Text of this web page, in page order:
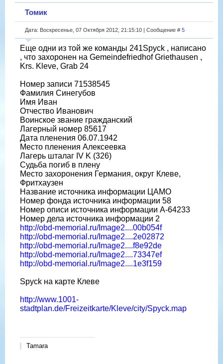
Томик
Дата: Воскресенье, 07 Октября 2012, 21:15:10 | Сообщение # 5
Еще одни из той же команды 241Spyck , написано
, что захоронен на Gemeindefriedhof Griethausen ,
Krs. Kleve, Grab 24
Номер записи 71538545
Фамилия Синегубов
Имя Иван
Отчество Иванович
Воинское звание гражданский
Лагерный номер 85617
Дата пленения 06.07.1942
Место пленения Алексеевка
Лагерь шталаг IV K (326)
Судьба погиб в плену
Место захоронения Германия, округ Клеве,
Фритхаузен
Название источника информации ЦАМО
Номер фонда источника информации 58
Номер описи источника информации А-64233
Номер дела источника информации 2
http://obd-memorial.ru/Image2....00b054f
http://obd-memorial.ru/Image2....2e02872
http://obd-memorial.ru/Image2....f8e92de
http://obd-memorial.ru/Image2....73347ef
http://obd-memorial.ru/Image2....1e3f159
Spyck на карте Клеве
http://www.1001-
stadtplan.de/Freizeitkarte/Kleve/city/Spyck.map
Tamara